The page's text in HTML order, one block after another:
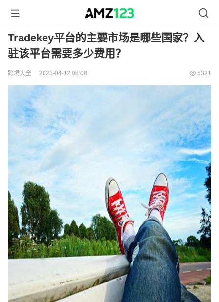
Tradekey平台的主要市场是哪些国家？入
驻该平台需要多少费用？
跨境大全 2023-04-12 08:08 5321